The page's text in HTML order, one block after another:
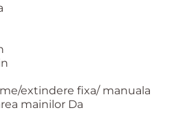
extindere fixa/ manuala
mainilor Da